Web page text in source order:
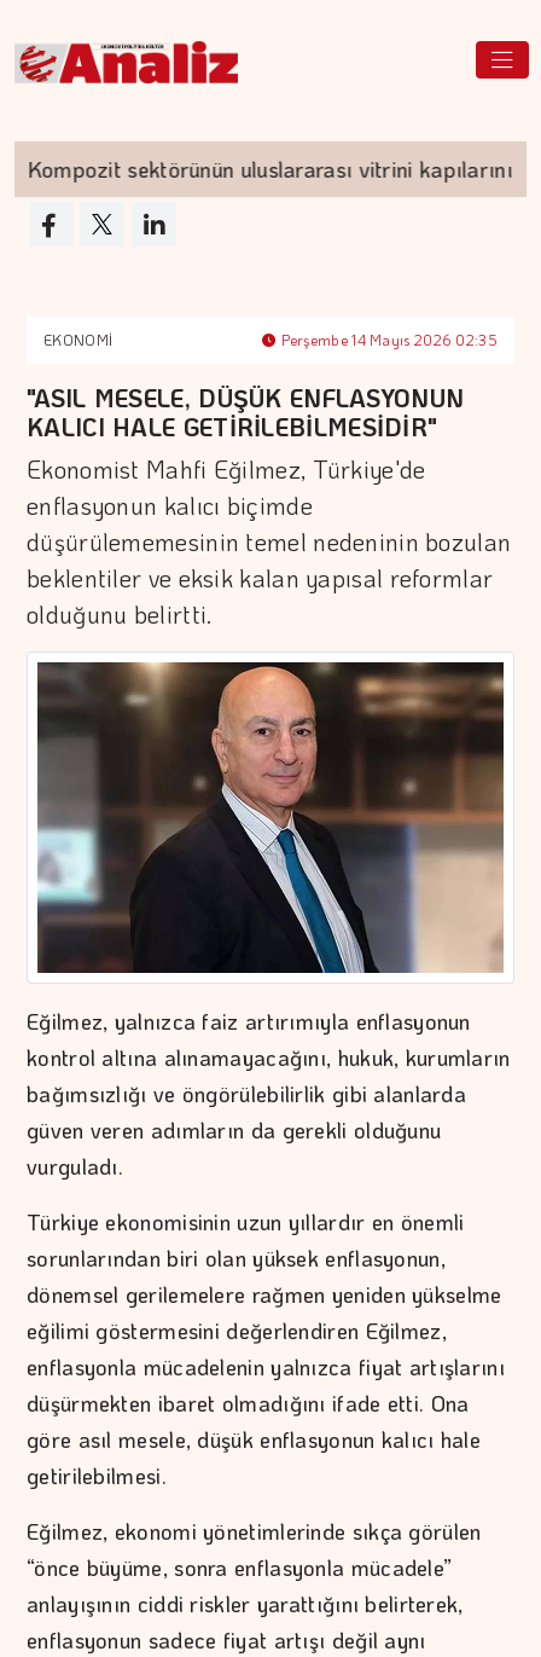
sektörünün uluslararası vitrini kapılarını
EKONOMİ Perşembe 14 Mayıs 2026 02:35
"ASIL MESELE, DÜŞÜK ENFLASYONUN
KALICI HALE GETİRİLEBİLMESİDİR"
Ekonomist Mahfi Eğilmez, Türkiye'de
enflasyonun kalıcı biçimde
düşürülememesinin temel nedeninin bozulan
beklentiler ve eksik kalan yapısal reformlar
olduğunu belirtti.
Eğilmez, yalnızca faiz artırımıyla enflasyonun
kontrol altına alınamayacağını, hukuk, kurumların
bağımsızlığı ve öngörülebilirlik gibi alanlarda
güven veren adımların da gerekli olduğunu
vurguladı.
Türkiye ekonomisinin uzun yıllardır en önemli
sorunlarından biri olan yüksek enflasyonun,
dönemsel gerilemelere rağmen yeniden yükselme
eğilimi göstermesini değerlendiren Eğilmez,
enflasyonla mücadelenin yalnızca fiyat artışlarını
düşürmekten ibaret olmadığını ifade etti. Ona
göre asıl mesele, düşük enflasyonun kalıcı hale
getirilebilmesi.
Eğilmez, ekonomi yönetimlerinde sıkça görülen
“önce büyüme, sonra enflasyonla mücadele”
anlayışının ciddi riskler yarattığını belirterek,
enflasyonun sadece fiyat artışı değil aynı